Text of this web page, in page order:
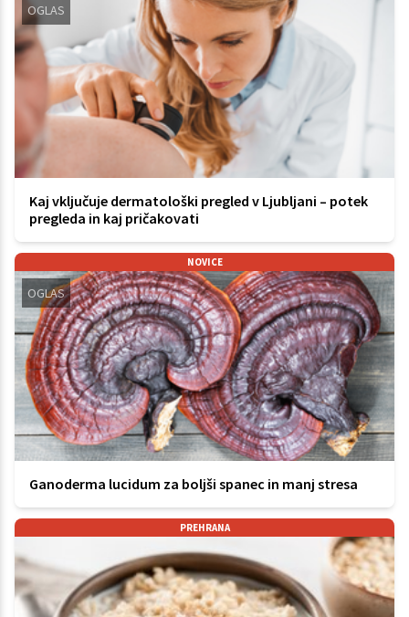
OGLAS
Kaj vključuje dermatološki pregled v Ljubljani – potek
pregleda in kaj pričakovati
NOVICE
OGLAS
Ganoderma lucidum za boljši spanec in manj stresa
PREHRANA